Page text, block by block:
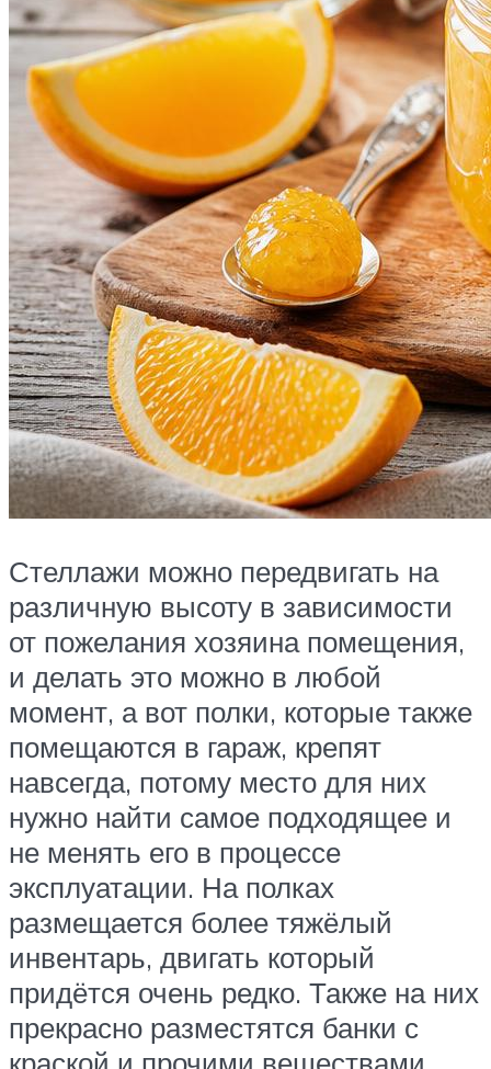
Стеллажи можно передвигать на
различную высоту в зависимости
от пожелания хозяина помещения,
и делать это можно в любой
момент, а вот полки, которые также
помещаются в гараж, крепят
навсегда, потому место для них
нужно найти самое подходящее и
не менять его в процессе
эксплуатации. На полках
размещается более тяжёлый
инвентарь, двигать который
придётся очень редко. Также на них
прекрасно разместятся банки с